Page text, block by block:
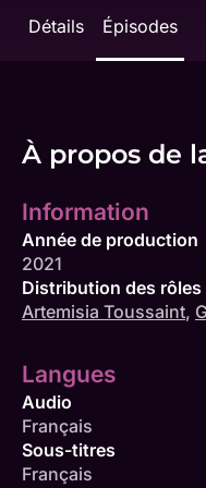
Détails Épisodes
À propos de
Information
Année de production
2021
Distribution des rôles
Artemisia Toussaint,
Langues
Audio
Français
Sous-titres
Français